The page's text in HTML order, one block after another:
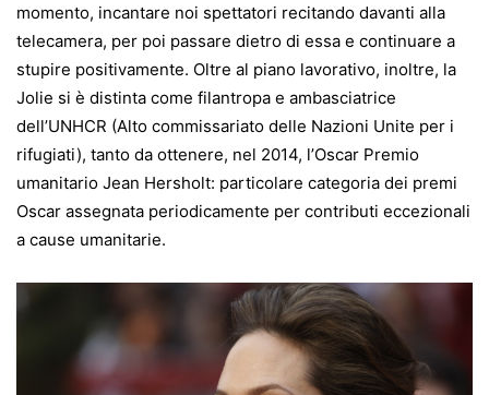
momento, incantare noi spettatori recitando davanti alla
telecamera, per poi passare dietro di essa e continuare a
stupire positivamente. Oltre al piano lavorativo, inoltre, la
Jolie si è distinta come filantropa e ambasciatrice
dell’UNHCR (Alto commissariato delle Nazioni Unite per i
rifugiati), tanto da ottenere, nel 2014, l’Oscar Premio
umanitario Jean Hersholt: particolare categoria dei premi
Oscar assegnata periodicamente per contributi eccezionali
a cause umanitarie.